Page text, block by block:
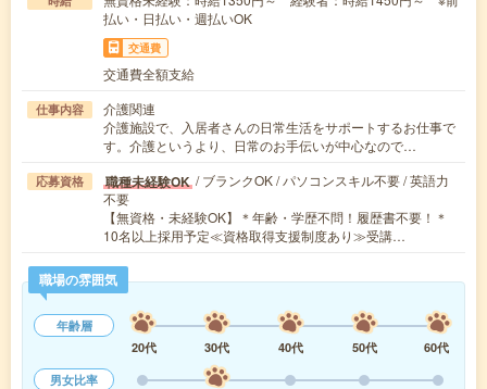
払い・日払い・週払いOK
交通費
交通費全額支給
仕事内容
介護関連
介護施設で、入居者さんの日常生活をサポートするお仕事で
す。介護というより、日常のお手伝いが中心なので…
応募資格 職種未経験OK / ブランクOK / パソコンスキル不要 / 英語力
不要
【無資格・未経験OK】＊年齢・学歴不問！履歴書不要！＊
10名以上採用予定≪資格取得支援制度あり≫受講…
職場の雰囲気
年齢層
20代
30代 40代 50代
60代
男女比率